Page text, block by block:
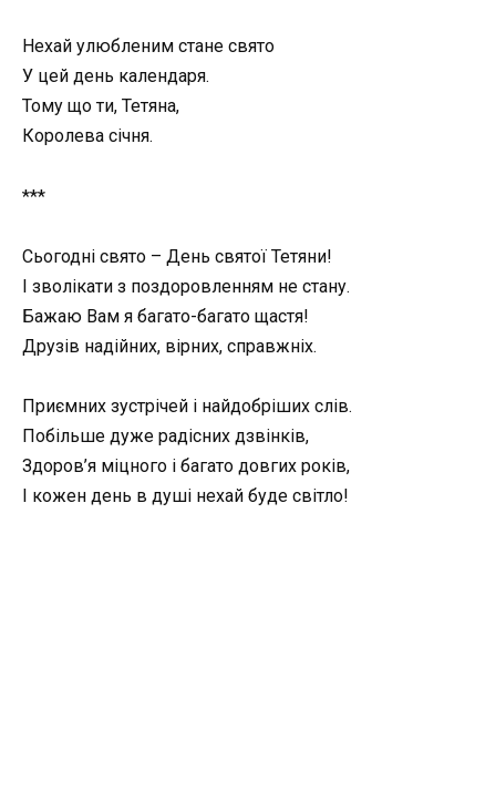
Нехай улюбленим стане свято
У цей день календаря.
Тому що ти, Тетяна,
Королева січня.
***
Сьогодні свято – День святої Тетяни!
І зволікати з поздоровленням не стану.
Бажаю Вам я багато-багато щастя!
Друзів надійних, вірних, справжніх.
Приємних зустрічей і найдобріших слів.
Побільше дуже радісних дзвінків,
Здоров’я міцного і багато довгих років,
І кожен день в душі нехай буде світло!